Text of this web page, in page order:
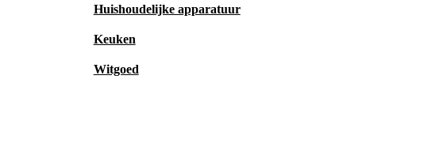
Huishoudelijke apparatuur
Keuken
Witgoed